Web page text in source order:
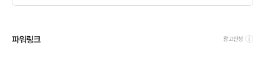
파워링크 광고신청